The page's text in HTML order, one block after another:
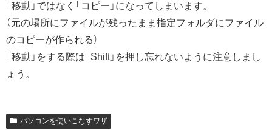
「移動」ではなく「コピー」になってしまいます。
（元の場所にファイルが残ったまま指定フォルダにファイル
のコピーが作られる）
「移動」をする際は「Shift」を押し忘れないように注意しまし
ょう。
パソコンを使いこなすワザ